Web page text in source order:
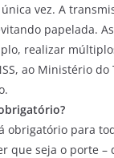
vez. A
papelada.
realizar
ao Ministério do
obrigatório para
que seja o porte –